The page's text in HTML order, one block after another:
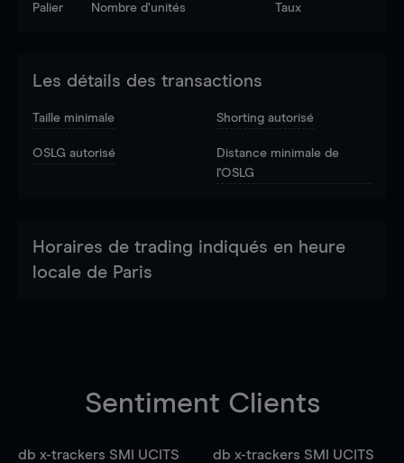
Palier Nombre d’unités Taux
Les détails des transactions
Taille minimale Shorting autorisé
OSLG autorisé
Distance minimale de
l'OSLG
Horaires de trading indiqués en heure
locale de Paris
Sentiment Clients
db x-trackers SMI UCITS
db x-trackers SMI UCITS